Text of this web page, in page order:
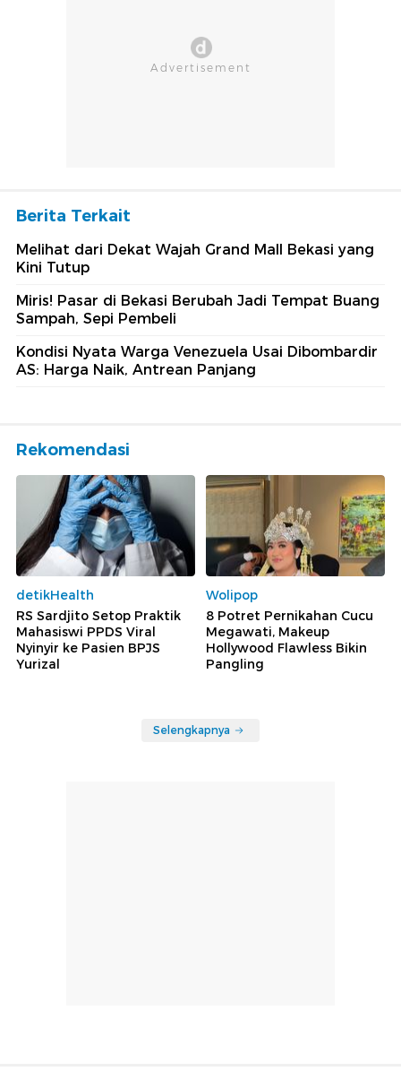
Berita Terkait
Melihat dari Dekat Wajah Grand Mall Bekasi yang
Kini Tutup
Miris! Pasar di Bekasi Berubah Jadi Tempat Buang
Sampah, Sepi Pembeli
Kondisi Nyata Warga Venezuela Usai Dibombardir
AS: Harga Naik, Antrean Panjang
Rekomendasi
detikHealth
RS Sardjito Setop Praktik
Mahasiswi PPDS Viral
Nyinyir ke Pasien BPJS
Yurizal
Wolipop
8 Potret Pernikahan Cucu
Megawati, Makeup
Hollywood Flawless Bikin
Pangling
Selengkapnya